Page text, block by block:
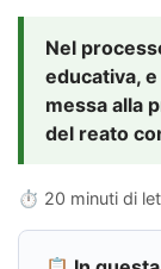
Nel
educativa,
messa alla
del reato
⏱ 20 minuti di